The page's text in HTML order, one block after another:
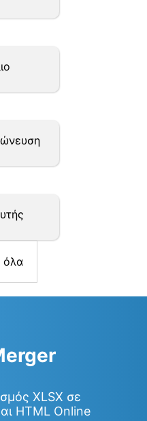
όλα
XLSX σε
HTML Online